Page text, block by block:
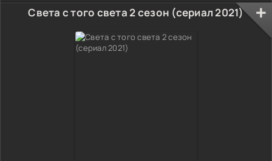
Света с того света 2 сезон (сериал 2021)